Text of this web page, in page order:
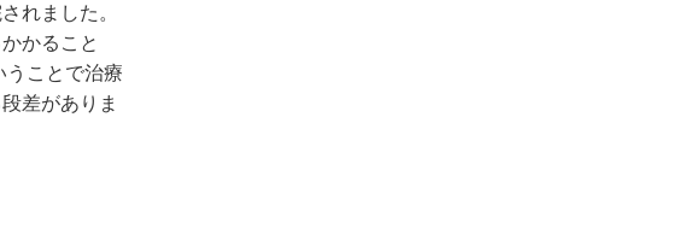
れました。
かること
うことで治療
差がありま